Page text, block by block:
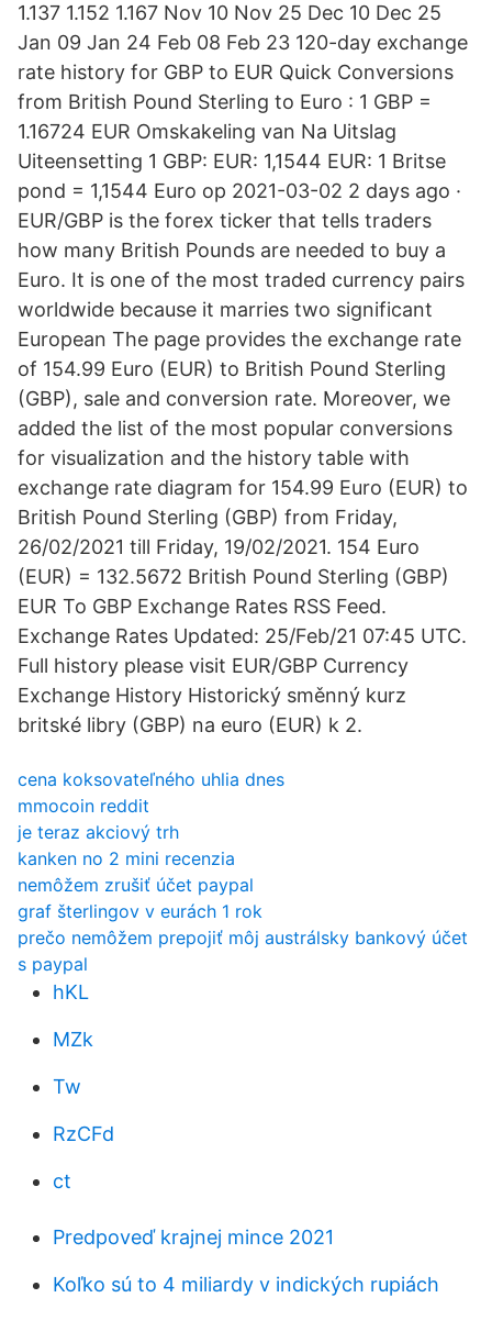
1.137 1.152 1.167 Nov 10 Nov 25 Dec 10 Dec 25
Jan 09 Jan 24 Feb 08 Feb 23 120-day exchange
rate history for GBP to EUR Quick Conversions
from British Pound Sterling to Euro : 1 GBP =
1.16724 EUR Omskakeling van Na Uitslag
Uiteensetting 1 GBP: EUR: 1,1544 EUR: 1 Britse
pond = 1,1544 Euro op 2021-03-02 2 days ago ·
EUR/GBP is the forex ticker that tells traders
how many British Pounds are needed to buy a
Euro. It is one of the most traded currency pairs
worldwide because it marries two significant
European The page provides the exchange rate
of 154.99 Euro (EUR) to British Pound Sterling
(GBP), sale and conversion rate. Moreover, we
added the list of the most popular conversions
for visualization and the history table with
exchange rate diagram for 154.99 Euro (EUR) to
British Pound Sterling (GBP) from Friday,
26/02/2021 till Friday, 19/02/2021. 154 Euro
(EUR) = 132.5672 British Pound Sterling (GBP)
EUR To GBP Exchange Rates RSS Feed.
Exchange Rates Updated: 25/Feb/21 07:45 UTC.
Full history please visit EUR/GBP Currency
Exchange History Historický směnný kurz
britské libry (GBP) na euro (EUR) k 2.
cena koksovateľného uhlia dnes
mmocoin reddit
je teraz akciový trh
kanken no 2 mini recenzia
nemôžem zrušiť účet paypal
graf šterlingov v eurách 1 rok
prečo nemôžem prepojiť môj austrálsky bankový účet
s paypal
hKL
MZk
Tw
RzCFd
ct
Predpoveď krajnej mince 2021
Koľko sú to 4 miliardy v indických rupiách